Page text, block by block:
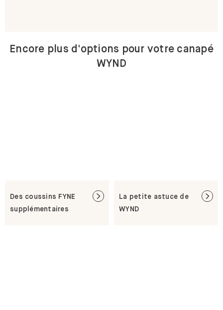
Encore plus d'options pour votre canapé
WYND
Des coussins FYNE
supplémentaires
La petite astuce de
WYND